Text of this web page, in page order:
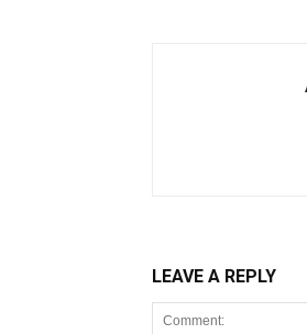
LEAVE A REPLY